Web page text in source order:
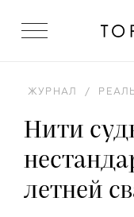
ЖУРНАЛ /
Нити
летней